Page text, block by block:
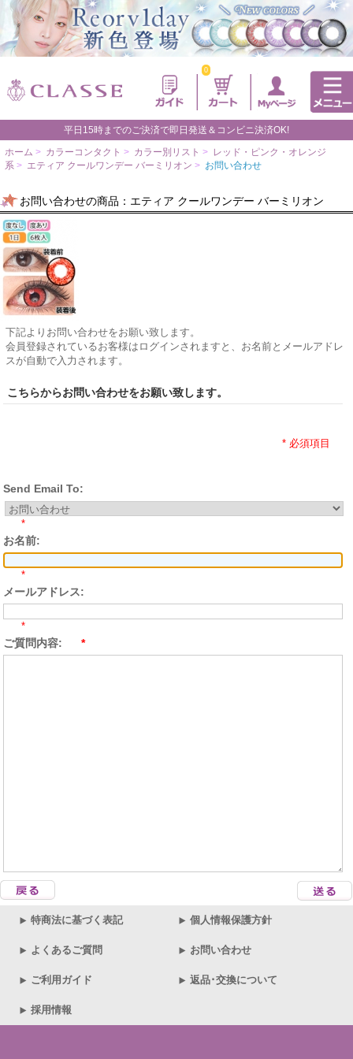
0
平日15時までのご決済で即日発送＆コンビニ決済OK!
ホーム > カラーコンタクト > カラー別リスト > レッド・ピンク・オレンジ
系 > エティア クールワンデー バーミリオン > お問い合わせ
お問い合わせの商品：エティア クールワンデー バーミリオン
下記よりお問い合わせをお願い致します。
会員登録されているお客様はログインされますと、お名前とメールアドレ
スが自動で入力されます。
こちらからお問い合わせをお願い致します。
* 必須項目
Send Email To:
*
お名前:
*
メールアドレス:
*
ご質問内容: *
特商法に基づく表記 個人情報保護方針
よくあるご質問 お問い合わせ
ご利用ガイド 返品･交換について
採用情報